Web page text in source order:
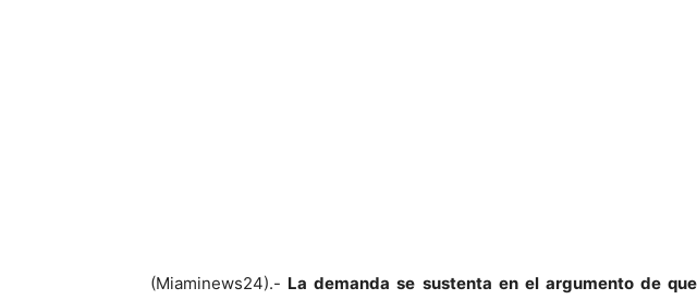
(Miaminews24).- La demanda se sustenta en el argumento de